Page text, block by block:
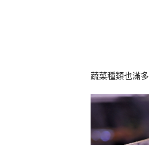
蔬菜種類也滿多